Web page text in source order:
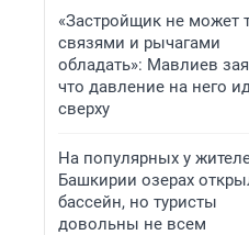
«Застройщик не может
связями и рычагами
обладать»: Мавлиев
что давление на него
сверху
На популярных у
Башкирии озерах
бассейн, но туристы
довольны не всем